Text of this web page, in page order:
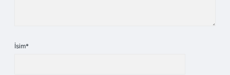
İsim*